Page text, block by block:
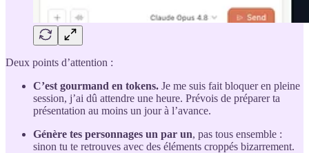
Deux points d’attention :
C’est gourmand en tokens. Je me suis fait bloquer en pleine
session, j’ai dû attendre une heure. Prévois de préparer ta
présentation au moins un jour à l’avance.
Génère tes personnages un par un, pas tous ensemble :
sinon tu te retrouves avec des éléments croppés bizarrement.